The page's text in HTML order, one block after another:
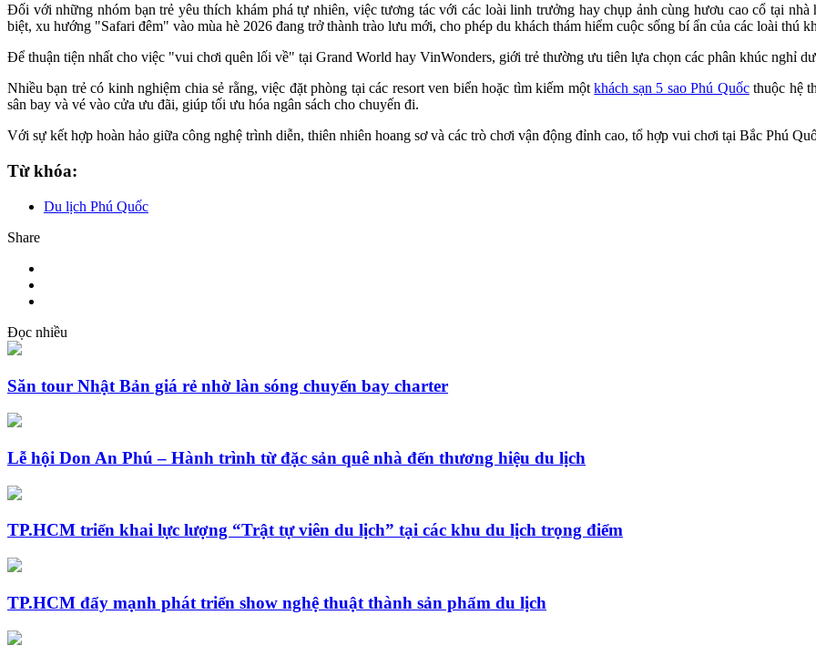
Đối với những nhóm bạn trẻ yêu thích khám phá tự nhiên, việc tương tác với các loài linh trưởng hay chụp ảnh cùng hươu cao cổ tại
biệt, xu hướng "Safari đêm" vào mùa hè 2026 đang trở thành trào lưu mới, cho phép du khách thám hiểm cuộc sống bí ẩn của các loài thú
Để thuận tiện nhất cho việc "vui chơi quên lối về" tại Grand World hay VinWonders, giới trẻ thường ưu tiên lựa chọn các phân khúc nghỉ
Nhiều bạn trẻ có kinh nghiệm chia sẻ rằng, việc đặt phòng tại các resort ven biển hoặc tìm kiếm mộtkhách sạn 5 sao Phú Quốcthuộc hệ
sân bay và vé vào cửa ưu đãi, giúp tối ưu hóa ngân sách cho chuyến đi.
Với sự kết hợp hoàn hảo giữa công nghệ trình diễn, thiên nhiên hoang sơ và các trò chơi vận động đỉnh cao, tổ hợp vui chơi tại Bắc Phú
Từ khóa:
Du lịch Phú Quốc
Share
Đọc nhiều
Săn tour Nhật Bản giá rẻ nhờ làn sóng chuyến bay charter
Lễ hội Don An Phú – Hành trình từ đặc sản quê nhà đến thương hiệu du lịch
TP.HCM triển khai lực lượng “Trật tự viên du lịch” tại các khu du lịch trọng điểm
TP.HCM đẩy mạnh phát triển show nghệ thuật thành sản phẩm du lịch